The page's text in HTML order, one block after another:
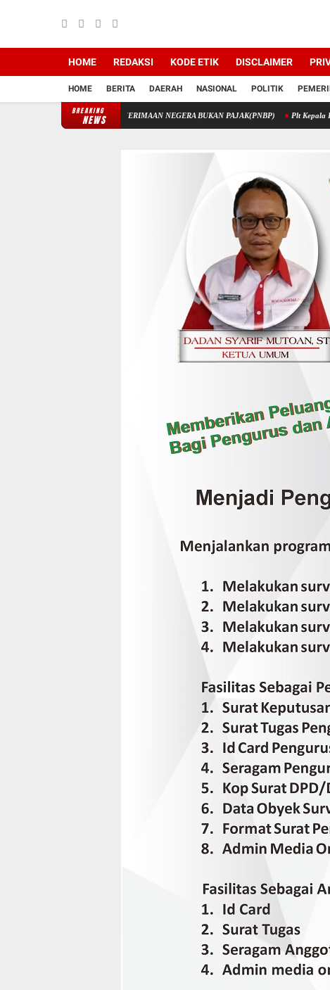
HOME REDAKSI KODE ETIK DISCLAIMER
HOME BERITA DAERAH NASIONAL POLITIK
BREAKING
NEWS
MELALUI PENERIMAAN NEGERA BUKAN PAJAK(PNBP) Plt Kepala Dinas Perikanan